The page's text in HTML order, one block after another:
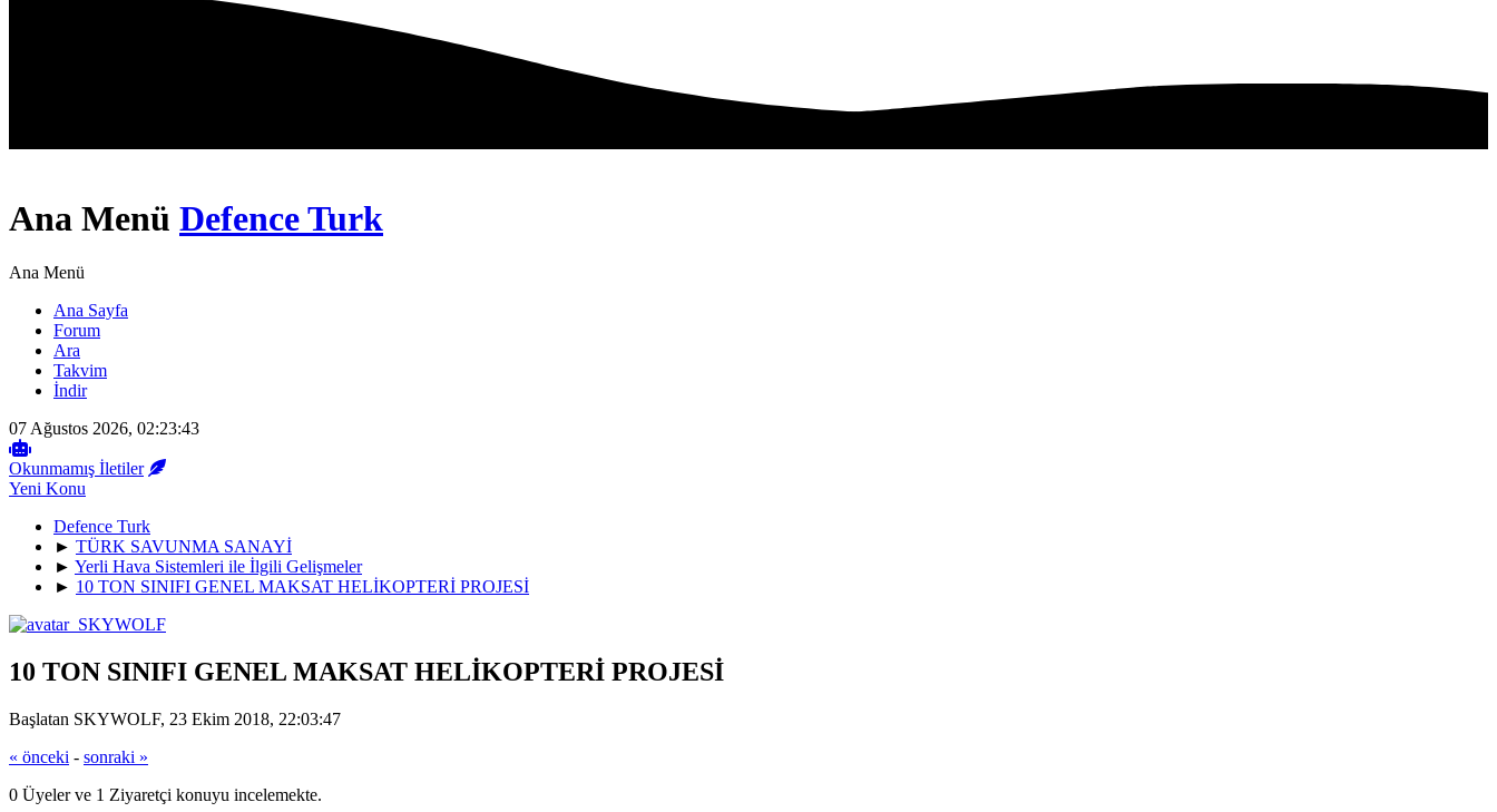
Ana Menü Defence Turk
Ana Menü
Ana Sayfa
Forum
Ara
Takvim
İndir
07 Ağustos 2026, 02:23:43
Okunmamış İletiler
Yeni Konu
Defence Turk
► TÜRK SAVUNMA SANAYİ
► Yerli Hava Sistemleri ile İlgili Gelişmeler
► 10 TON SINIFI GENEL MAKSAT HELİKOPTERİ PROJESİ
10 TON SINIFI GENEL MAKSAT HELİKOPTERİ PROJESİ
Başlatan SKYWOLF, 23 Ekim 2018, 22:03:47
« önceki - sonraki »
0 Üyeler ve 1 Ziyaretçi konuyu incelemekte.